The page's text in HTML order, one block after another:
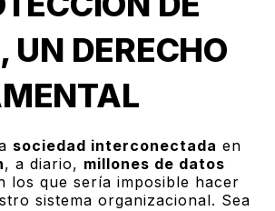
UN DERECHO
sociedad interconectada en
, a diario, millones de datos
los que sería imposible hacer
sistema organizacional. Sea